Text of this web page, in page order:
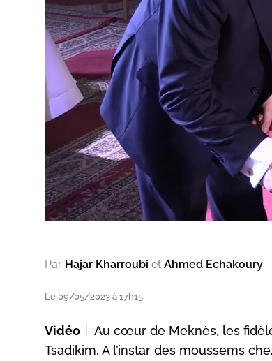
Par Hajar Kharroubi et Ahmed Echakoury
Le 09/05/2023 à 17h15
Vidéo
Au cœur de Meknès, les
Tsadikim. A l’instar des moussems